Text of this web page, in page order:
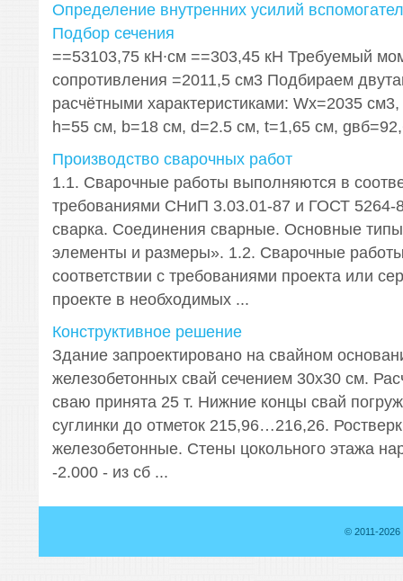
Определение внутренних усилий
Подбор сечения
==53103,75 кН∙см ==303,45 кН Требуемый
сопротивления =2011,5 см3 Подбираем
расчётными характеристиками: Wx=2035
h=55 см, b=18 см, d=2.5 см, t=1,65 см,
Производство сварочных работ
1.1. Сварочные работы выполняются в
требованиями СНиП 3.03.01-87 и ГОСТ 5264-
сварка. Соединения сварные. Основные
элементы и размеры». 1.2. Сварочные
соответствии с требованиями проекта или
проекте в необходимых ...
Конструктивное решение
Здание запроектировано на свайном
железобетонных свай сечением 30х30 см.
сваю принята 25 т. Нижние концы свай
суглинки до отметок 215,96…216,26.
железобетонные. Стены цокольного этажа
-2.000 - из сб ...
© 2011-2026